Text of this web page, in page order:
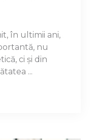
în ultimii ani,
nu
ci și din
...